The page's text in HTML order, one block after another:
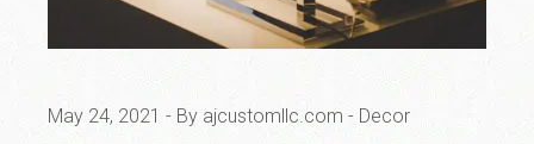
May 24, 2021 By ajcustomllc.com Decor